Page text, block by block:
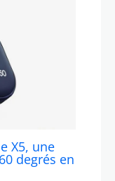
X5, une
degrés en